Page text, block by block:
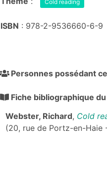
Cold reading
ISBN : 978-2-9536660-6-9
Personnes possédant
Fiche bibliographique
Webster, Richard, Cold
(20, rue de Portz-en-Haie